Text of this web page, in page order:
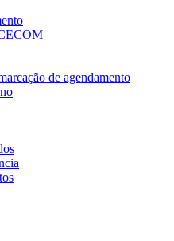
de agendamento